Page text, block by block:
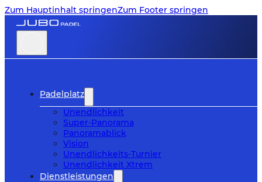
Zum Hauptinhalt springenZum Footer springen
Padelplatz
Unendlichkeit
Super-Panorama
Panoramablick
Vision
Unendlichkeits-Turnier
Unendlichkeit Xtrem
Dienstleistungen